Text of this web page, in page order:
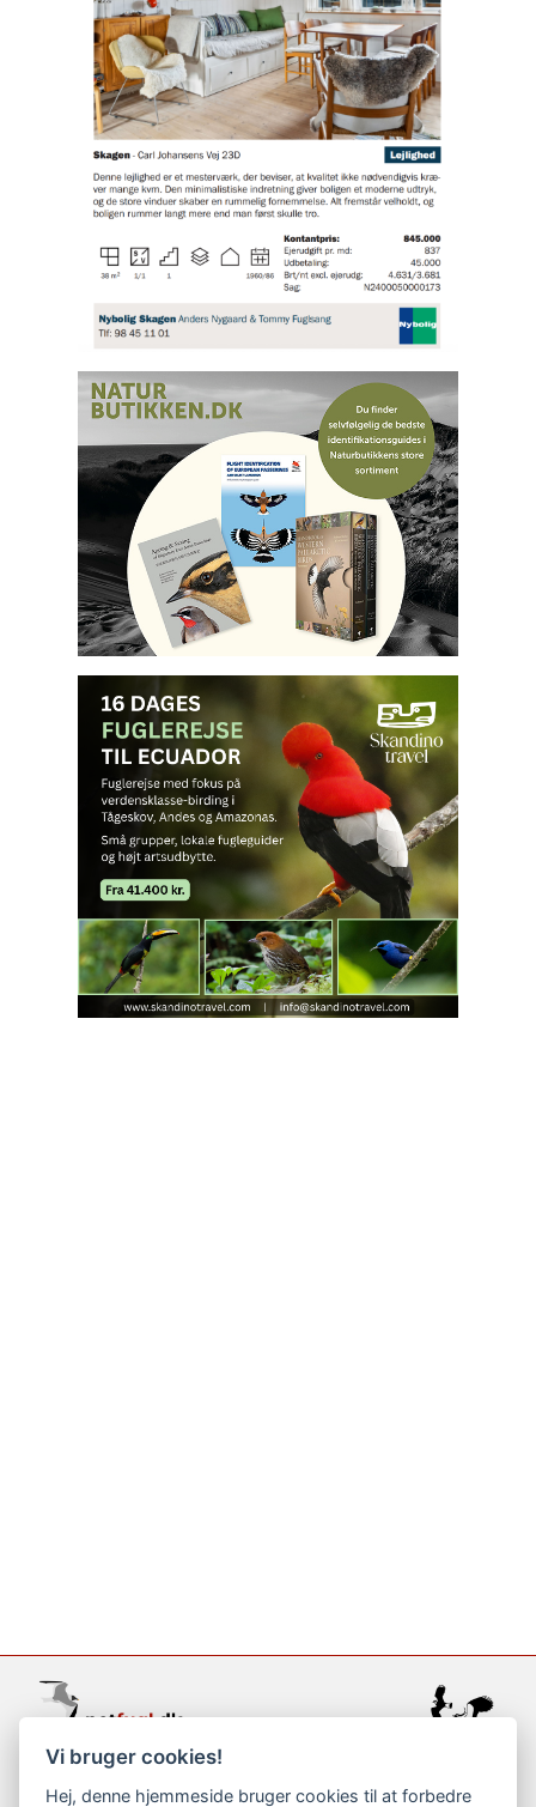
support@netfugl.dk
Vi bruger cookies!
Hej, denne hjemmeside bruger cookies til at forbedre